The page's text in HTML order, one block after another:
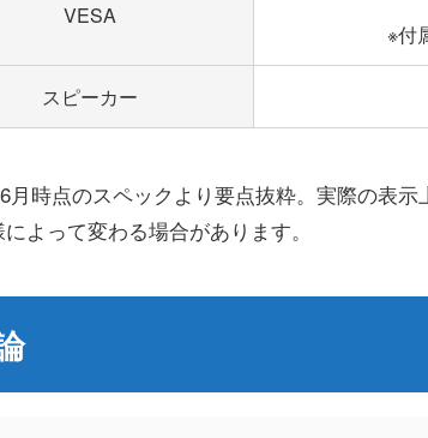
VESA
※付
スピーカー
月時点のスペックより要点抜粋。実際の表
よって変わる場合があります。